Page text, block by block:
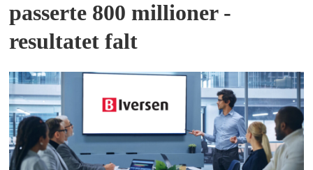
passerte 800 millioner -
resultatet falt